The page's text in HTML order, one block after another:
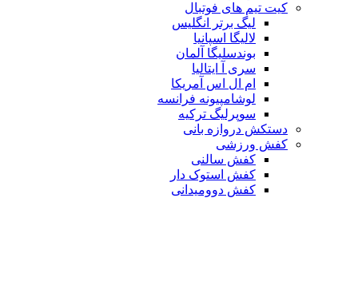
کیت تیم های فوتبال
لیگ برتر انگلیس
لالیگا اسپانیا
بوندسلیگا آلمان
سری آ ایتالیا
ام ال اس آمریکا
لوشامپیونه فرانسه
سوپرلیگ ترکیه
دستکش دروازه بانی
کفش ورزشی
کفش سالنی
کفش استوک دار
کفش دوومیدانی